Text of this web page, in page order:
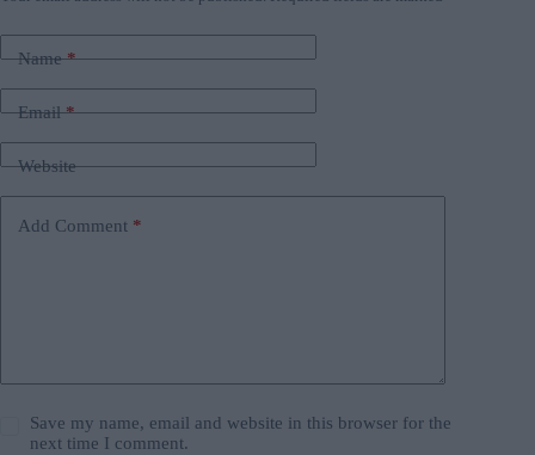
Name*
Email*
Website
Add Comment *
Save my name, email and website in this browser for the
next time I comment.